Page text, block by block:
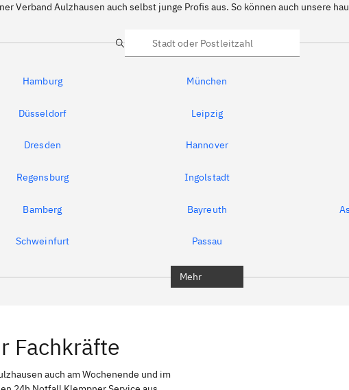
Verband Aulzhausen auch selbst junge Profis aus. So können auch unsere
Suche
Hamburg München
Düsseldorf Leipzig
Dresden Hannover
Regensburg Ingolstadt
Bamberg Bayreuth
Schweinfurt Passau
Mehr
Fachkräfte
auch am Wochenende und im